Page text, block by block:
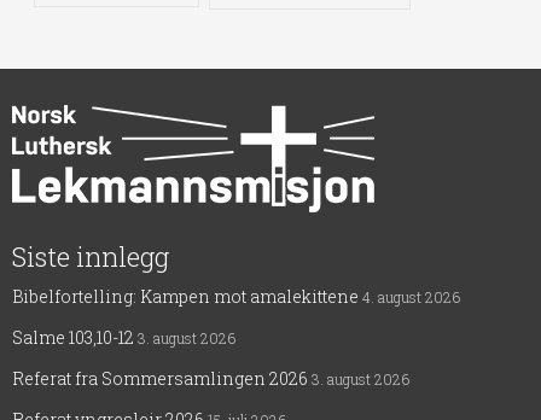
Siste innlegg
Bibelfortelling: Kampen mot amalekittene 4. august 2026
Salme 103,10-12 3. august 2026
Referat fra Sommersamlingen 2026 3. august 2026